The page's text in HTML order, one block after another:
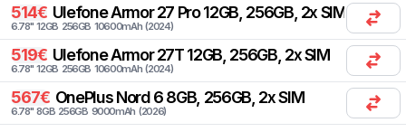
514€ UlefoneArmor 27 Pro 12GB, 256GB, 2x SIM
6.78" 12GB 256GB 10600mAh (2024)
519€ UlefoneArmor 27T 12GB, 256GB, 2x SIM
6.78" 12GB 256GB 10600mAh (2024)
567€ OnePlus Nord 6 8GB, 256GB, 2x SIM
6.78" 8GB 256GB 9000mAh (2026)